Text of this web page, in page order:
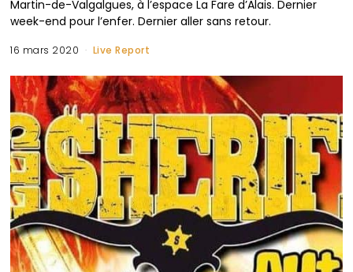
Martin-de-Valgalgues, à l’espace La Fare d’Alais. Dernier
week-end pour l’enfer. Dernier aller sans retour.
16 mars 2020 Live Report